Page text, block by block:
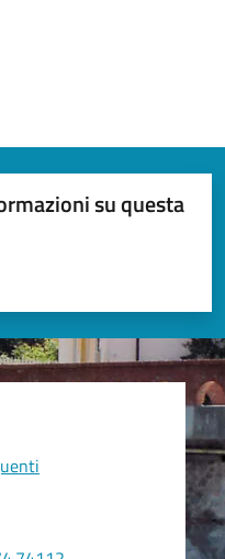
su questa
5